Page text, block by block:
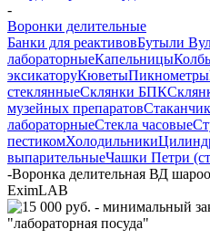
-
Воронки делительные
Банки для реактивовБутыли
лабораторныеКапельницы
эксикаторуКюветыПикнометры
стеклянныеСклянки БПК
музейных препаратов
лабораторныеСтекла часовые
пестикомХолодильники
выпарительныеЧашки Петри
-Воронка делительная ВД
EximLAB